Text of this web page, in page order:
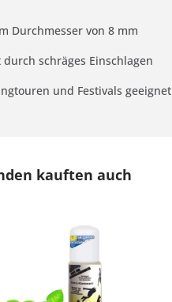
Durchmesser von 8 mm
schräges Einschlagen
und Festivals geeignet
kauften auch